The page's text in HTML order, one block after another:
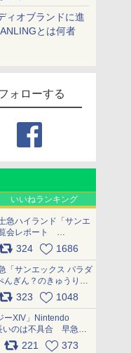
ィオブランドに進
とは何者
ォローする
いいねランキング
急ハイランド「サンエ
会レポート
324 1686
「サンエックス パラダ
んぎん？のきゅうりド
トそのままのメニュ
にもおいしい
323 1048
ーXIV」Nintendo
いのは不具合 早急に
対応中221 373